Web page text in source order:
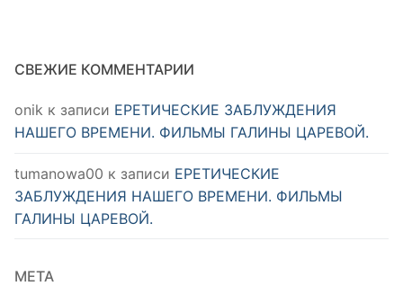
СВЕЖИЕ КОММЕНТАРИИ
onik к записи ЕРЕТИЧЕСКИЕ ЗАБЛУЖДЕНИЯ
НАШЕГО ВРЕМЕНИ. ФИЛЬМЫ ГАЛИНЫ ЦАРЕВОЙ.
tumanowa00 к записи ЕРЕТИЧЕСКИЕ
ЗАБЛУЖДЕНИЯ НАШЕГО ВРЕМЕНИ. ФИЛЬМЫ
ГАЛИНЫ ЦАРЕВОЙ.
МЕТА